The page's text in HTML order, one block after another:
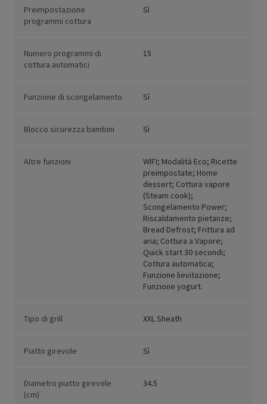
Preimpostazione
programmi cottura
Sì
Numero programmi di
cottura automatici
15
Funzione di scongelamento Sì
Blocco sicurezza bambini Sì
Altre funzioni
WIFI; Modalità Eco; Ricette
preimpostate; Home
dessert; Cottura vapore
(Steam cook);
Scongelamento Power;
Riscaldamento pietanze;
Bread Defrost; Frittura ad
aria; Cottura a Vapore;
Quick start 30 secondi;
Cottura automatica;
Funzione lievitazione;
Funzione yogurt.
Tipo di grill XXL Sheath
Piatto girevole Sì
Diametro piatto girevole
(cm)
34.5